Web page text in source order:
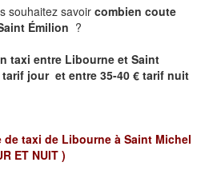
souhaitez savoir combien coute
Émilion ?
taxi entre Libourne et Saint
jour et entre 35-40 € tarif nuit
de taxi de Libourne à Saint Michel
ET NUIT )